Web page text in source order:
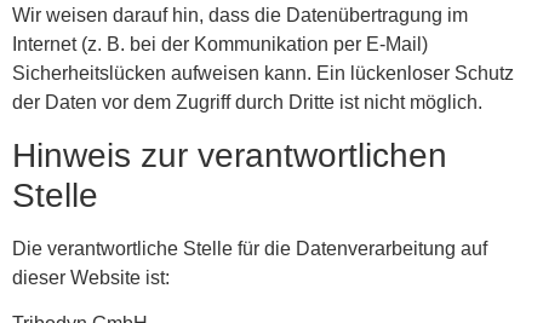
Wir weisen darauf hin, dass die Datenübertragung im
Internet (z. B. bei der Kommunikation per E-Mail)
Sicherheitslücken aufweisen kann. Ein lückenloser Schutz
der Daten vor dem Zugriff durch Dritte ist nicht möglich.
Hinweis zur verantwortlichen
Stelle
Die verantwortliche Stelle für die Datenverarbeitung auf
dieser Website ist: